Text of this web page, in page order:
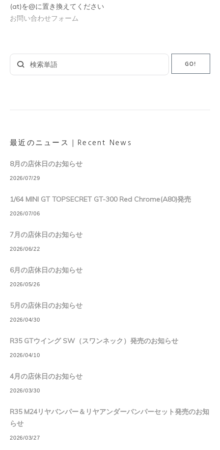
(at)を@に置き換えてください
お問い合わせフォーム
Search
for:
GO!
最近のニュース｜Recent News
8月の店休日のお知らせ
2026/07/29
1/64 MINI GT TOPSECRET GT-300 Red Chrome(A80)発売
2026/07/06
7月の店休日のお知らせ
2026/06/22
6月の店休日のお知らせ
2026/05/26
5月の店休日のお知らせ
2026/04/30
R35 GTウイング SW（スワンネック）発売のお知らせ
2026/04/10
4月の店休日のお知らせ
2026/03/30
R35 M24リヤバンパー＆リヤアンダーバンパーセット発売のお知
らせ
2026/03/27